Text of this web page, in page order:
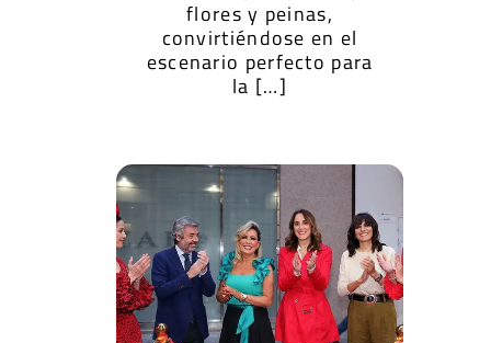
flores y peinas,
convirtiéndose en el
escenario perfecto para
la […]